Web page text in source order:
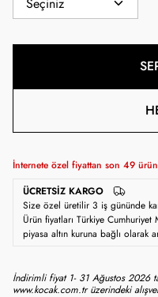
İnternete özel fiyattan son 49 ürün
ÜCRETSIZ KARGO
Size özel üretilir 3 iş gününde
Ürün fiyatları Türkiye
piyasa altın kuruna bağlı olarak
İndirimli fiyat 1- 31 Ağustos 2026
www.kocak.com.tr üzerindeki